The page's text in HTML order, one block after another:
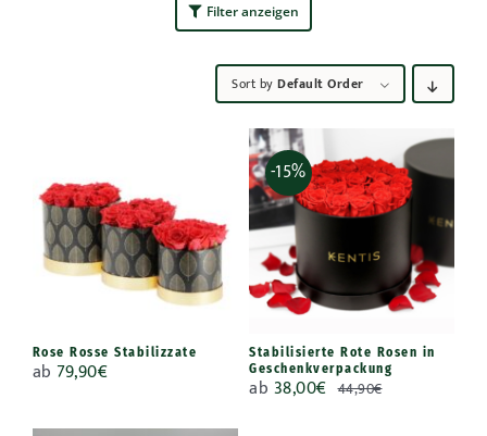
Filter anzeigen
Sort byDefault Order
Rose Rosse Stabilizzate
ab 79,90€
-15%
Stabilisierte Rote Rosen in
Geschenkverpackung
ab 38,00€ 44,90€